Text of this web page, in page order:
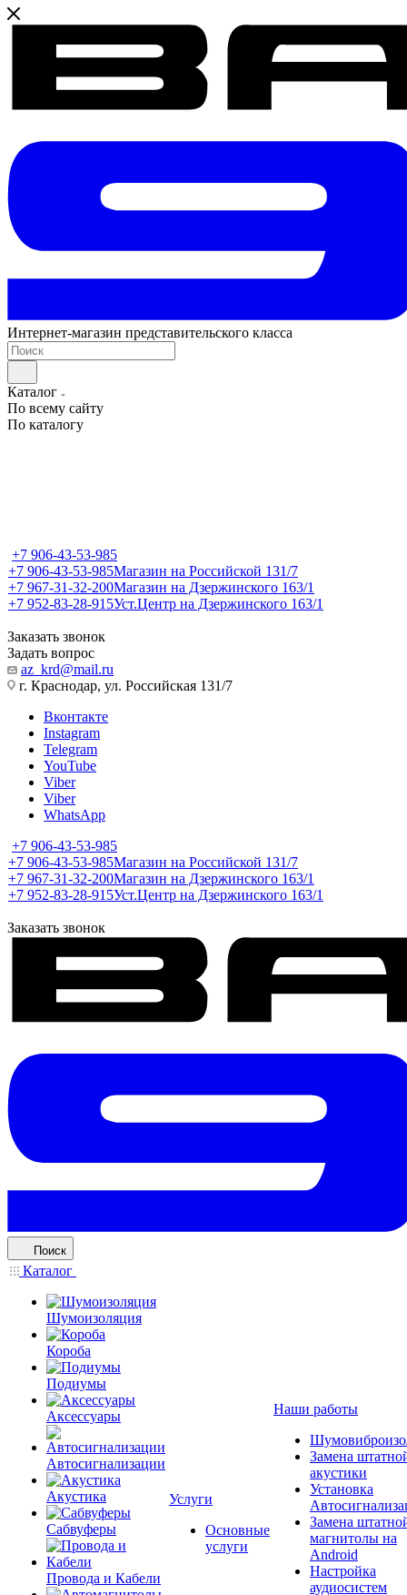
Интернет-магазин представительского класса
Каталог
По всему сайту
По каталогу
+7 906-43-53-985
+7 906-43-53-985Магазин на Российской 131/7
+7 967-31-32-200Магазин на Дзержинского 163/1
+7 952-83-28-915Уст.Центр на Дзержинского 163/1
Заказать звонок
Задать вопрос
az_krd@mail.ru
г. Краснодар, ул. Российская 131/7
Вконтакте
Instagram
Telegram
YouTube
Viber
Viber
WhatsApp
+7 906-43-53-985
+7 906-43-53-985Магазин на Российской 131/7
+7 967-31-32-200Магазин на Дзержинского 163/1
+7 952-83-28-915Уст.Центр на Дзержинского 163/1
Заказать звонок
Поиск
Каталог
Шумоизоляция
Короба
Подиумы
Аксессуары
Автосигнализации
Акустика
Сабвуферы
Провода и Кабели
Услуги
Основные
услуги
Наши работы
Замена
акустики
Установка
Замена
магнитолы на
Android
Настройка
аудиосистем